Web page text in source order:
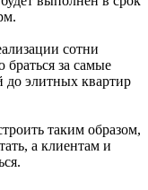
сотни
браться за самые
элитных квартир
таким образом,
а клиентам и